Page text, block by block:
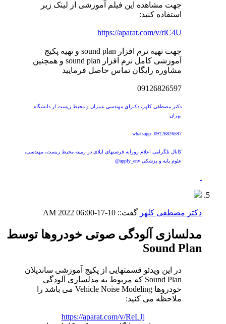
جهت مشاهده این فیلم آموزشی از لینک زیر
استفاده کنید:
https://aparat.com/v/riC4U
جهت تهیه نرم افزار sound plan و تهیه پکیج
آموزشی کامل نرم افزار sound plan و همچنین
مشاوره رایگان تماس حاصل فرمایید
09126826597
دکتر مصطفی کلهر، دکترای مهندسی عمران و محیط زیست از دانشگاه
تهران
whatsapp: 09126826597
کانال تلگرامی اعلام روزانه فرصتهای اپلای در زمینه محیط زیست، مهندسی،
علوم پایه و پزشکی apply_env@
دکتر مصطفی کلهر گفت:: 10-17-2022
06:00 AM
مدلسازی آلودگی صوتی خودروها توسط
Sound Plan
در این ویدئو قسمتهایی از پکیج آموزشی ساندپلان
Sound Plan که مربوط به مدلسازی آلودگی
خودروها Vehicle Noise Modeling می باشد را
ملاحظه می کنید:
https://aparat.com/v/ReLJj